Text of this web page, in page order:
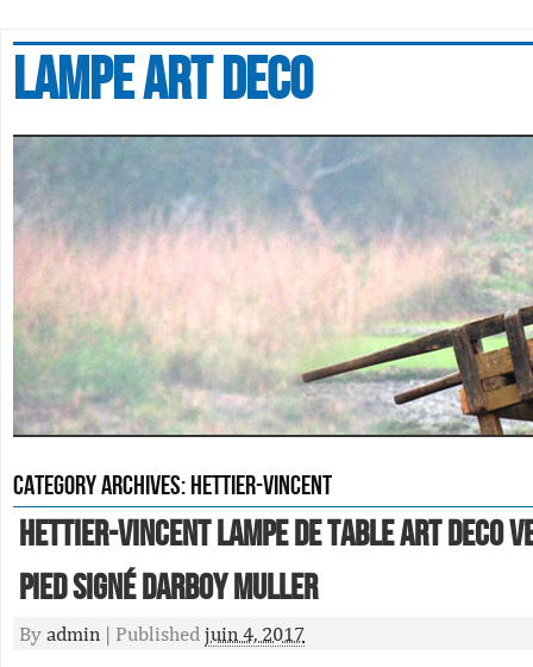
Lampe art deco
Category Archives:hettier-vincent
HETTIER-VINCENT lampe de table art deco
pied signé DARBOY Muller
By admin | Published juin 4, 2017